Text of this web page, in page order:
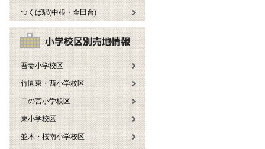
つくば駅(中根・金田台)
吾妻小学校区
竹園東・西小学校区
二の宮小学校区
東小学校区
並木・桜南小学校区